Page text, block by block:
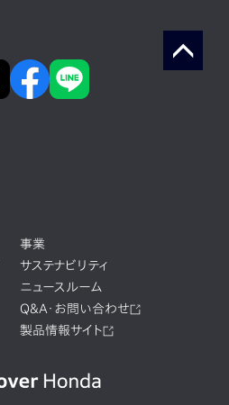
事業
サステナビリティ
ニュースルーム
Q&A・お問い合わせ
製品情報サイト